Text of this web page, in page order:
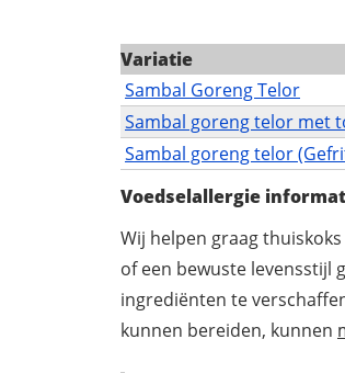
Variatie
Sambal Goreng Telor
Sambal goreng telor met
Sambal goreng telor
Voedselallergie
Wij helpen graag
of een bewuste levensstijl
ingrediënten te
kunnen bereiden, kunnen